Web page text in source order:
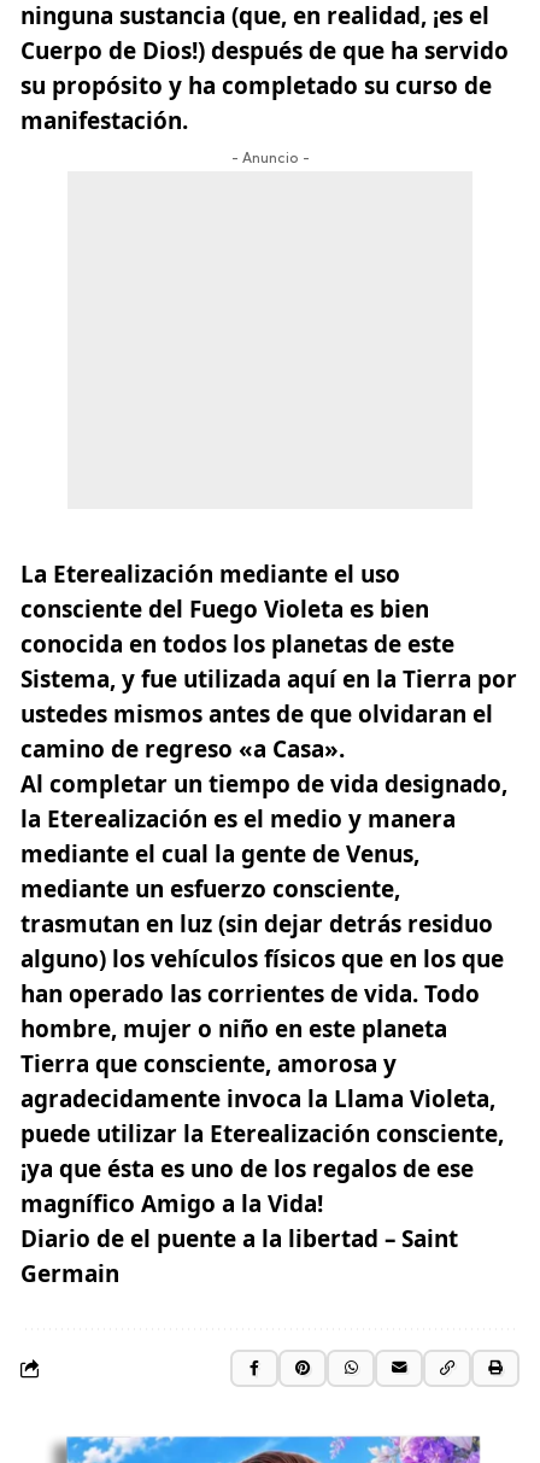
ninguna sustancia (que, en realidad, ¡es el
Cuerpo de Dios!) después de que ha servido
su propósito y ha completado su curso de
manifestación.
- Anuncio -
La Eterealización mediante el uso
consciente del Fuego Violeta es bien
conocida en todos los planetas de este
Sistema, y fue utilizada aquí en la Tierra por
ustedes mismos antes de que olvidaran el
camino de regreso «a Casa».
Al completar un tiempo de vida designado,
la Eterealización es el medio y manera
mediante el cual la gente de Venus,
mediante un esfuerzo consciente,
trasmutan en luz (sin dejar detrás residuo
alguno) los vehículos físicos que en los que
han operado las corrientes de vida. Todo
hombre, mujer o niño en este planeta
Tierra que consciente, amorosa y
agradecidamente invoca la Llama Violeta,
puede utilizar la Eterealización consciente,
¡ya que ésta es uno de los regalos de ese
magnífico Amigo a la Vida!
Diario de el puente a la libertad – Saint
Germain